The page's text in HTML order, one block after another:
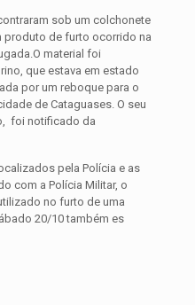
sob um colchonete
produto de furto ocorrido na
material foi
que estava em estado
por um reboque para o
de Cataguases. O seu
foi notificado da
pela Polícia e as
com a Polícia Militar, o
no furto de uma
20/10 também es